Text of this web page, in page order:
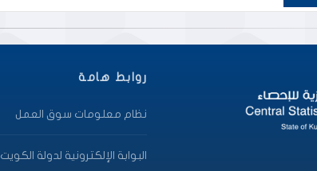
روابط هامة
نظام معلومات سوق العمل
البوابة الإلكترونية لدولة الكويت